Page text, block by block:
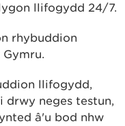
llifogydd 24/7.
rhybuddion
llifogydd,
drwy neges testun,
â'u bod nhw